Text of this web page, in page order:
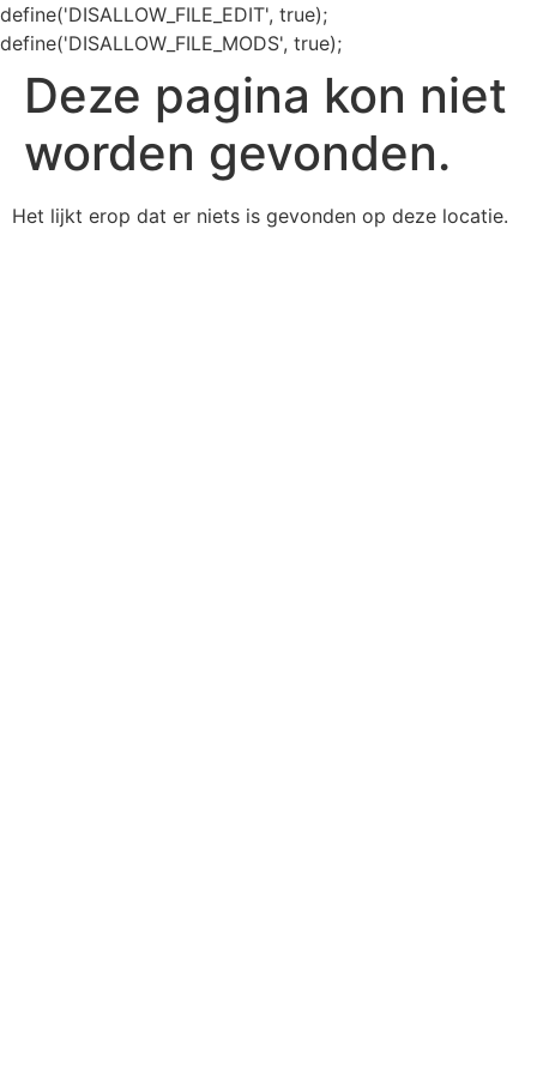
define('DISALLOW_FILE_EDIT', true);
define('DISALLOW_FILE_MODS', true);
Deze pagina kon niet
worden gevonden.
Het lijkt erop dat er niets is gevonden op deze locatie.